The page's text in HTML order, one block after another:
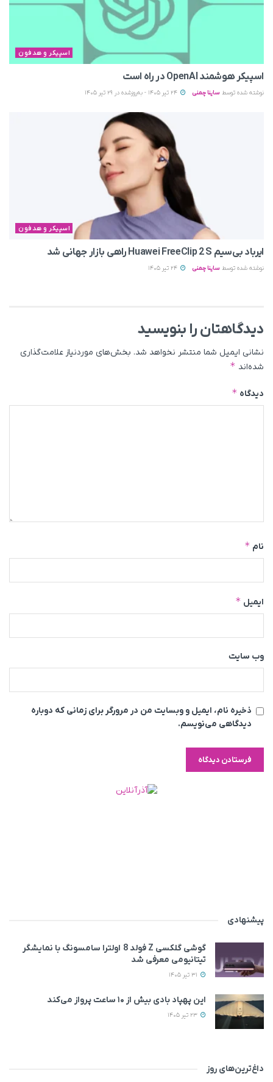
اسپیکر و هدفون
اسپیکر هوشمند OpenAI در راه است
نوشته شده توسط ساینا چمنی
اسپیکر و هدفون
ایرباد بی‌سیم Huawei FreeClip 2 S راهی بازار جهانی شد
نوشته شده توسط ساینا چمنی
دیدگاهتان را بنویسید
نشانی ایمیل شما منتشر نخواهد شد. بخش‌های موردنیاز علامت‌گذاری
شده‌اند *
دیدگاه *
نام *
ایمیل *
وب‌ سایت
ذخیره نام، ایمیل و وبسایت من در مرورگر برای زمانی که دوباره
دیدگاهی می‌نویسم.
پیشنهادی
گوشی گلکسی Z فولد 8 اولترا سامسونگ با نمایشگر
تیتانیومی معرفی شد
این پهپاد بادی بیش از ۱۰ ساعت پرواز می‌کند
داغ‌ترین‌های روز